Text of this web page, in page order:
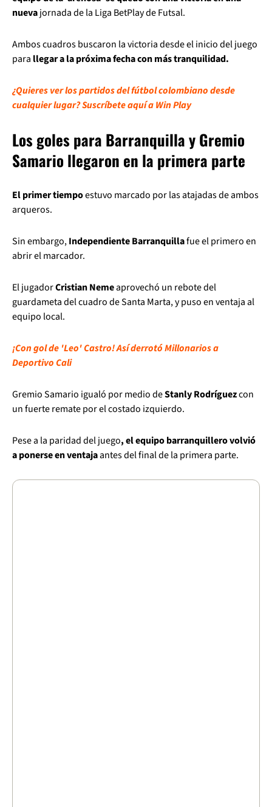
nuevajornada de la Liga BetPlay de Futsal.
Ambos cuadros buscaron la victoria desde el inicio del juego
para llegar a la próxima fecha con más tranquilidad.
¿Quieres ver los partidos del fútbol colombiano desde
cualquier lugar? Suscríbete aquí a Win Play
Los goles para Barranquilla y Gremio
Samario llegaron en la primera parte
El primer tiempoestuvo marcado por las atajadas de ambos
arqueros.
Sin embargo,Independiente Barranquillafue el primero en
abrir el marcador.
El jugadorCristian Nemeaprovechó un rebote del
guardameta del cuadro de Santa Marta, y puso en ventaja al
equipo local.
¡Con gol de 'Leo' Castro! Así derrotó Millonarios a
Deportivo Cali
Gremio Samario igualó por medio deStanly Rodríguezcon
un fuerte remate por el costado izquierdo.
Pese a la paridad del juego, el equipo barranquillero volvió
a ponerse en ventajaantes del final de la primera parte.